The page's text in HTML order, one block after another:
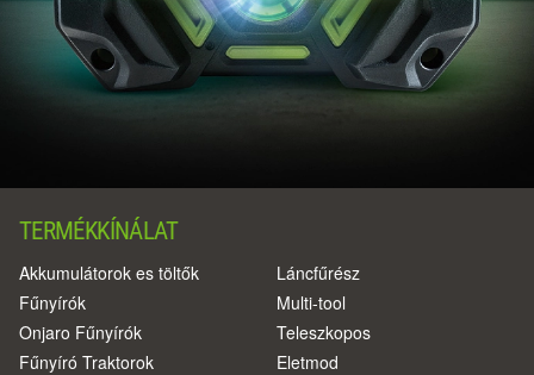
TERMÉKKÍNÁLAT
Akkumulátorok es töltők
Fűnyírók
Onjaro Fűnyírók
Fűnyíró Traktorok
Láncfűrész
Multi-tool
Teleszkopos
Eletmod